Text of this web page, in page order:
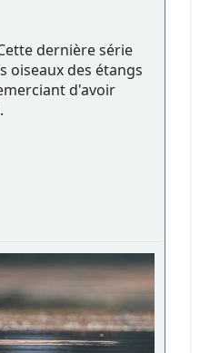
dernière série
oiseaux des étangs
d'avoir